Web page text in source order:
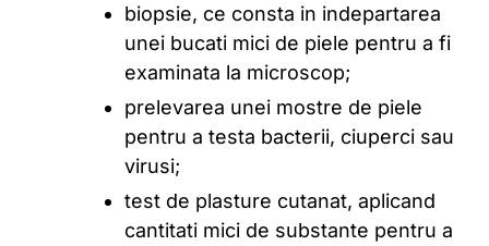
biopsie, ce consta in indepartarea
unei bucati mici de piele pentru a fi
examinata la microscop;
prelevarea unei mostre de piele
pentru a testa bacterii, ciuperci sau
virusi;
test de plasture cutanat, aplicand
cantitati mici de substante pentru a